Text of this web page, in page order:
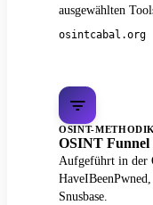
ausgewählten
osintcabal.org
OSINT-METHODIK
OSINT Funnel
Aufgeführt in der
Snusbase.